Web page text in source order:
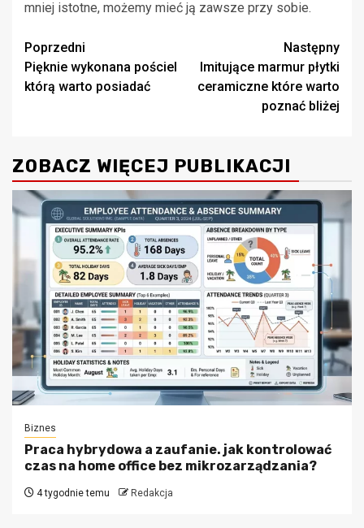
mniej istotne, możemy mieć ją zawsze przy sobie.
Zobacz
wpisy
Poprzedni
Pięknie wykonana pościel
którą warto posiadać
Następny
Imitujące marmur płytki
ceramiczne które warto
poznać bliżej
ZOBACZ WIĘCEJ PUBLIKACJI
Biznes
Praca hybrydowa a zaufanie. jak kontrolować
czas na home office bez mikrozarządzania?
4 tygodnie temu Redakcja